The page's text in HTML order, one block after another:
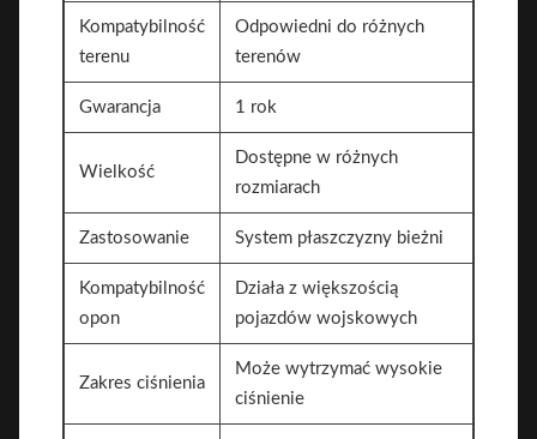
Kompatybilność
terenu
Odpowiedni do różnych
terenów
Gwarancja 1 rok
Wielkość
Dostępne w różnych
rozmiarach
Zastosowanie System płaszczyzny bieżni
Kompatybilność
opon
Działa z większością
pojazdów wojskowych
Zakres ciśnienia
Może wytrzymać wysokie
ciśnienie